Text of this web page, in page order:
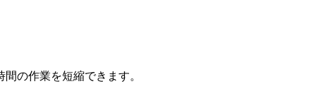
の作業を短縮できます。